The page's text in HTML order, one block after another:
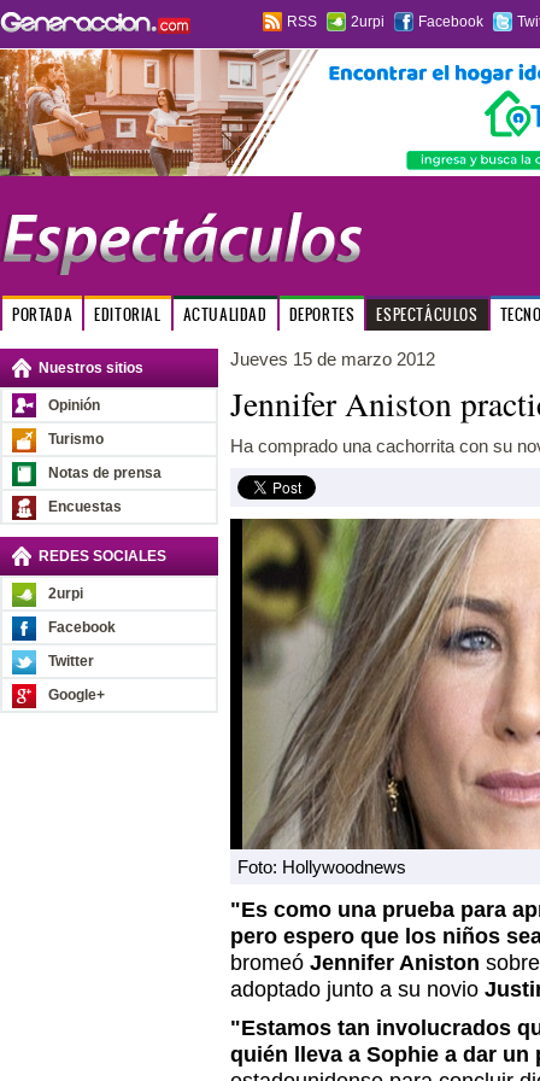
RSS 2urpi Facebook
PORTADA EDITORIAL ACTUALIDAD DEPORTES ESPECTÁCULOS
Nuestros sitios
Opinión
Turismo
Notas de prensa
Encuestas
REDES SOCIALES
2urpi
Facebook
Twitter
Google+
Jueves 15 de marzo 2012
Jennifer Aniston
Ha comprado una cachorrita con su
Foto: Hollywoodnews
"Es como una prueba para
pero espero que los niños
bromeó Jennifer Aniston
adoptado junto a su novio
"Estamos tan involucrados
quién lleva a Sophie a dar un